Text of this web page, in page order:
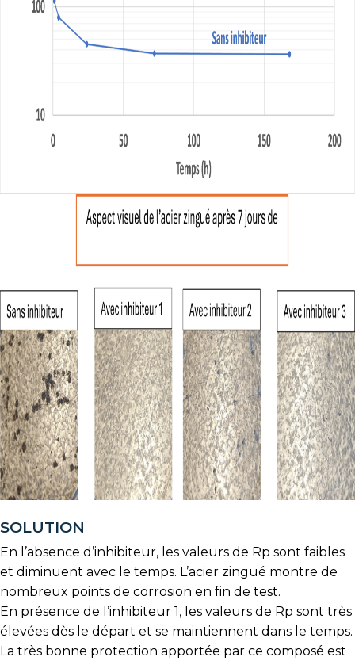
SOLUTION
En l’absence d’inhibiteur, les valeurs de Rp sont faibles
et diminuent avec le temps. L’acier zingué montre de
nombreux points de corrosion en fin de test.
En présence de l’inhibiteur 1, les valeurs de Rp sont très
élevées dès le départ et se maintiennent dans le temps.
La très bonne protection apportée par ce composé est